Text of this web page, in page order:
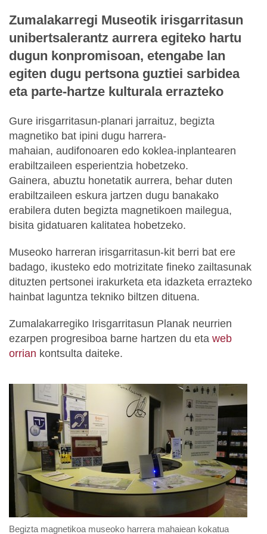
Zumalakarregi Museotik irisgarritasun
unibertsalerantz aurrera egiteko hartu
dugun konpromisoan, etengabe lan
egiten dugu pertsona guztiei sarbidea
eta parte-hartze kulturala errazteko
Gure irisgarritasun-planari jarraituz, begizta
magnetiko bat ipini dugu harrera-
mahaian, audifonoaren edo koklea-inplantearen
erabiltzaileen esperientzia hobetzeko.
Gainera, abuztu honetatik aurrera, behar duten
erabiltzaileen eskura jartzen dugu banakako
erabilera duten begizta magnetikoen mailegua,
bisita gidatuaren kalitatea hobetzeko.
Museoko harreran irisgarritasun-kit berri bat ere
badago, ikusteko edo motrizitate fineko zailtasunak
dituzten pertsonei irakurketa eta idazketa errazteko
hainbat laguntza tekniko biltzen dituena.
Zumalakarregiko Irisgarritasun Planak neurrien
ezarpen progresiboa barne hartzen du eta web
orrian kontsulta daiteke.
Begizta magnetikoa museoko harrera mahaiean kokatua